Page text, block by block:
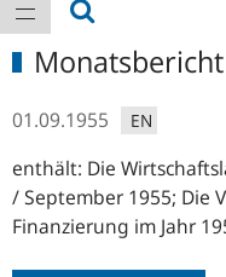
Navigation
01.09.1955 EN
enthält: Die
/ September 1955; Die
Finanzierung im Jahr